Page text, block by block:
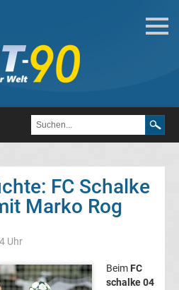
FC Schalke
Marko Rog
Uhr
Beim FC
schalke 04